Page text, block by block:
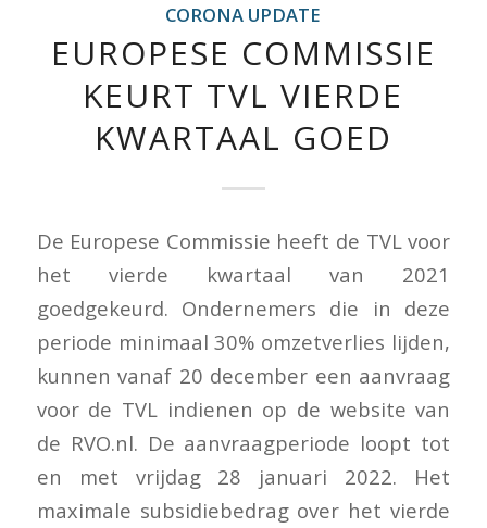
CORONA UPDATE
EUROPESE COMMISSIE
KEURT TVL VIERDE
KWARTAAL GOED
De Europese Commissie heeft de TVL voor
het vierde kwartaal van 2021
goedgekeurd. Ondernemers die in deze
periode minimaal 30% omzetverlies lijden,
kunnen vanaf 20 december een aanvraag
voor de TVL indienen op de website van
de RVO.nl. De aanvraagperiode loopt tot
en met vrijdag 28 januari 2022. Het
maximale subsidiebedrag over het vierde